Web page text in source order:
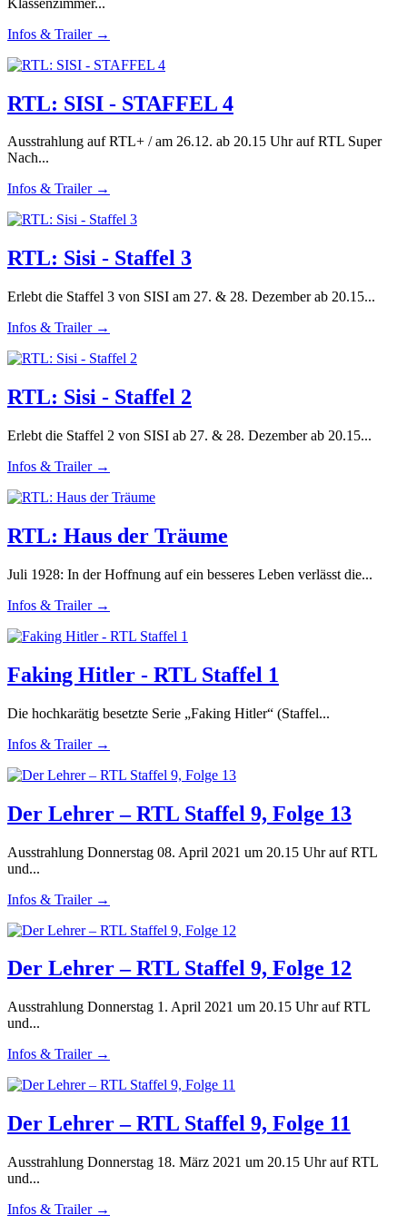
Infos & Trailer →
RTL: SISI - STAFFEL 4
Ausstrahlung auf RTL+ / am 26.12. ab 20.15 Uhr auf RTL Super
Nach...
Infos & Trailer →
RTL: Sisi - Staffel 3
Erlebt die Staffel 3 von SISI am 27. & 28. Dezember ab 20.15...
Infos & Trailer →
RTL: Sisi - Staffel 2
Erlebt die Staffel 2 von SISI ab 27. & 28. Dezember ab 20.15...
Infos & Trailer →
RTL: Haus der Träume
Juli 1928: In der Hoffnung auf ein besseres Leben verlässt die...
Infos & Trailer →
Faking Hitler - RTL Staffel 1
Die hochkarätig besetzte Serie „Faking Hitler“ (Staffel...
Infos & Trailer →
Der Lehrer – RTL Staffel 9, Folge 13
Ausstrahlung Donnerstag 08. April 2021 um 20.15 Uhr auf RTL
und...
Infos & Trailer →
Der Lehrer – RTL Staffel 9, Folge 12
Ausstrahlung Donnerstag 1. April 2021 um 20.15 Uhr auf RTL
und...
Infos & Trailer →
Der Lehrer – RTL Staffel 9, Folge 11
Ausstrahlung Donnerstag 18. März 2021 um 20.15 Uhr auf RTL
und...
Infos & Trailer →